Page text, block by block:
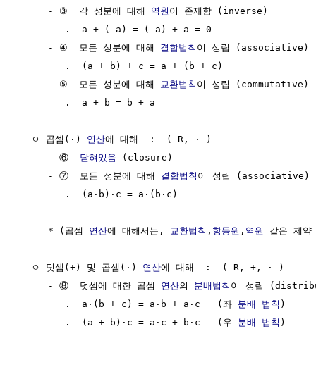
     - ③  각 성분에 대해
역원 이 존재함 (inverse)
        .  a + (-a) = (-a) + a = 0
     - ④  모든 성분에 대해
결합법칙 이 성립 (associative)
        .  (a + b) + c = a + (b + c)
     - ⑤  모든 성분에 대해
교환법칙 이 성립 (commutative)
        .  a + b = b + a
  ㅇ 곱셈(·)
연산에 대해  :  ( R, · )
     - ⑥
닫혀있음 (closure)
     - ⑦  모든 성분에 대해
결합법칙 이 성립 (associative)
        .  (a·b)·c = a·(b·c)
     * (곱셈
연산에 대해서는, 교환법칙 , 항등원 , 역원 같은 제약
  ㅇ 덧셈(+) 및 곱셈(·)
연산에 대해  :  ( R, +, · )
     - ⑧  덧셈에 대한 곱셈
연산의 분배법칙 이 성립
        .  a·(b + c) = a·b + a·c   (좌
분배 법칙 )
        .  (a + b)·c = a·c + b·c   (우
분배 법칙 )